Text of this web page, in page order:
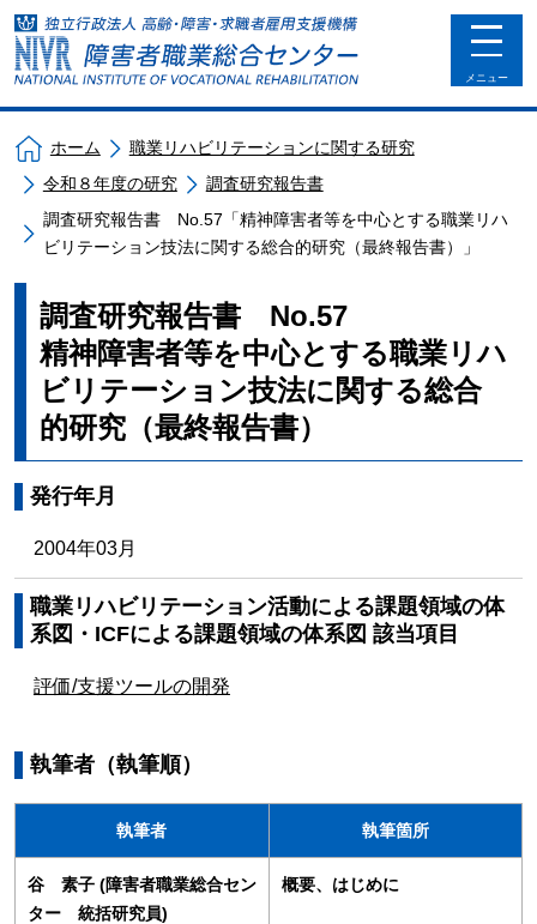
toggle
メニュー
ホーム
職業リハビリテーションに関する研究
令和８年度の研究
調査研究報告書
調査研究報告書 No.57「精神障害者等を中心とする職業リハ
ビリテーション技法に関する総合的研究（最終報告書）」
調査研究報告書 No.57
精神障害者等を中心とする職業リハ
ビリテーション技法に関する総合
的研究（最終報告書）
発行年月
2004年03月
職業リハビリテーション活動による課題領域の体
系図・ICFによる課題領域の体系図 該当項目
評価/支援ツールの開発
執筆者（執筆順）
執筆者 執筆箇所
谷 素子 (障害者職業総合セン
ター 統括研究員)
概要、はじめに